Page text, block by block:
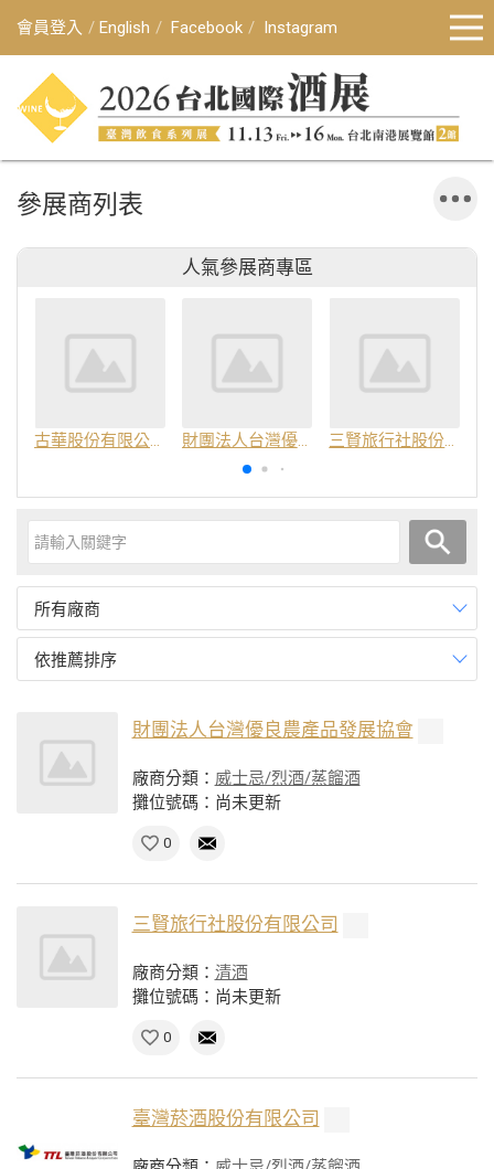
會員登入 English Facebook Instagram
參展商列表
人氣參展商專區
古華股份有限公司 財團法人台灣優良農產品發展協會 三賢旅行社股份有限公司
所有廠商
依推薦排序
財團法人台灣優良農產品發展協會
廠商分類： 威士忌/烈酒/蒸餾酒
攤位號碼：尚未更新
0
三賢旅行社股份有限公司
廠商分類： 清酒
攤位號碼：尚未更新
0
臺灣菸酒股份有限公司